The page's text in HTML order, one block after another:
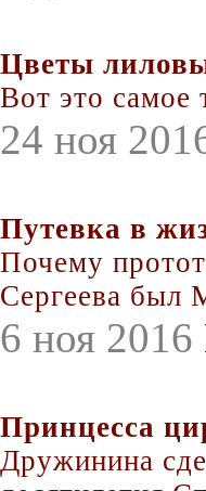
Цветы
Вот это самое
24 ноя
Путевка в
Почему
Сергеева был
6 ноя 2016
Принцесса
Дружинина